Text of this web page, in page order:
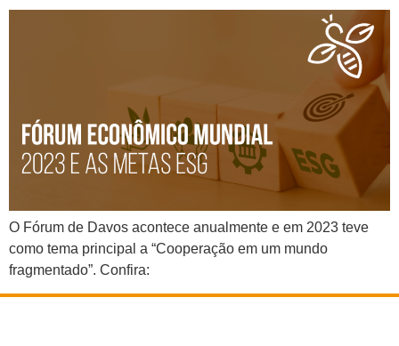
O Fórum de Davos acontece anualmente e em 2023 teve
como tema principal a “Cooperação em um mundo
fragmentado”. Confira: